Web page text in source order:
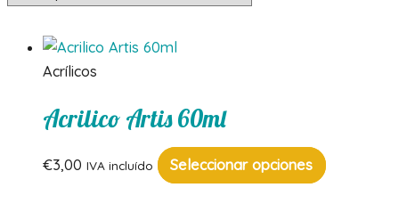
Acrílicos
Acrilico Artis 60ml
€3,00 IVA incluído Seleccionar opciones
Este